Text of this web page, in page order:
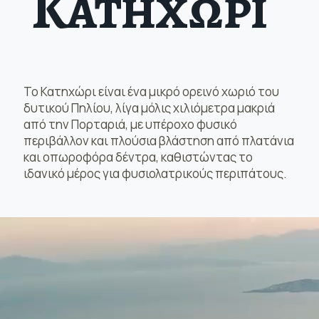
Το Κατηχώρι είναι ένα μικρό ορεινό χωριό του
δυτικού Πηλίου, λίγα μόλις χιλιόμετρα μακριά
από την Πορταριά, με υπέροχο φυσικό
περιβάλλον και πλούσια βλάστηση από πλατάνια
και οπωροφόρα δέντρα, καθιστώντας το
ιδανικό μέρος για φυσιολατρικούς περιπάτους.